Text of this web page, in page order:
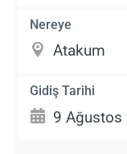
Nereye
Gidiş Tarihi